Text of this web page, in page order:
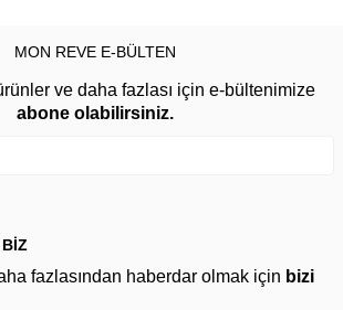
MON REVE E-BÜLTEN
ve daha fazlası için e-bültenimize
abone olabilirsiniz.
fazlasından haberdar olmak için bizi